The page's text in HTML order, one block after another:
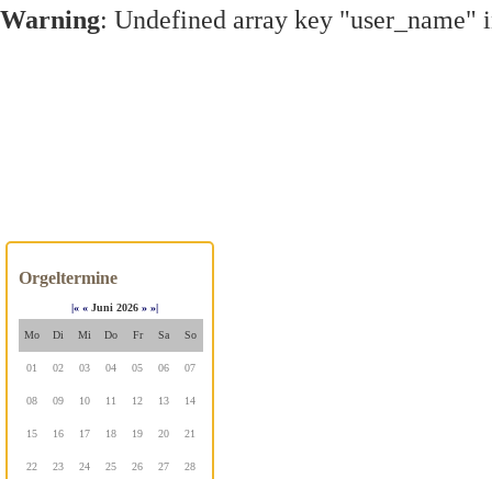
Warning: Undefined array key "user_name"
Orgeltermine
|« « Juni 2026 » »|
Mo Di Mi Do Fr Sa So
01 02 03 04 05 06 07
08 09 10 11 12 13 14
15 16 17 18 19 20 21
22 23 24 25 26 27 28